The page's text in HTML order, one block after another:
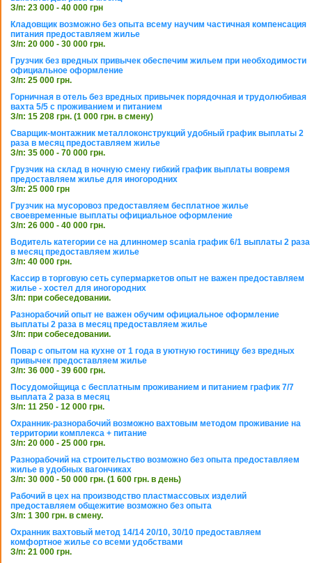
З/п: 23 000 - 40 000 грн
Кладовщик возможно без опыта всему научим частичная компенсация
питания предоставляем жилье
З/п: 20 000 - 30 000 грн.
Грузчик без вредных привычек обеспечим жильем при необходимости
официальное оформление
З/п: 25 000 грн.
Горничная в отель без вредных привычек порядочная и трудолюбивая
вахта 5/5 с проживанием и питанием
З/п: 15 208 грн. (1 000 грн. в смену)
Сварщик-монтажник металлоконструкций удобный график выплаты 2
раза в месяц предоставляем жилье
З/п: 35 000 - 70 000 грн.
Грузчик на склад в ночную смену гибкий график выплаты вовремя
предоставляем жилье для иногородних
З/п: 25 000 грн
Грузчик на мусоровоз предоставляем бесплатное жилье
своевременные выплаты официальное оформление
З/п: 26 000 - 40 000 грн.
Водитель категории се на длинномер scania график 6/1 выплаты 2 раза
в месяц предоставляем жилье
З/п: 40 000 грн.
Кассир в торговую сеть супермаркетов опыт не важен предоставляем
жилье - хостел для иногородних
З/п: при собеседовании.
Разнорабочий опыт не важен обучим официальное оформление
выплаты 2 раза в месяц предоставляем жилье
З/п: при собеседовании.
Повар с опытом на кухне от 1 года в уютную гостиницу без вредных
привычек предоставляем жилье
З/п: 36 000 - 39 600 грн.
Посудомойщица с бесплатным проживанием и питанием график 7/7
выплата 2 раза в месяц
З/п: 11 250 - 12 000 грн.
Охранник-разнорабочий возможно вахтовым методом проживание на
территории комплекса + питание
З/п: 20 000 - 25 000 грн.
Разнорабочий на строительство возможно без опыта предоставляем
жилье в удобных вагончиках
З/п: 30 000 - 50 000 грн. (1 600 грн. в день)
Рабочий в цех на производство пластмассовых изделий
предоставляем общежитие возможно без опыта
З/п: 1 300 грн. в смену.
Охранник вахтовый метод 14/14 20/10, 30/10 предоставляем
комфортное жилье со всеми удобствами
З/п: 21 000 грн.